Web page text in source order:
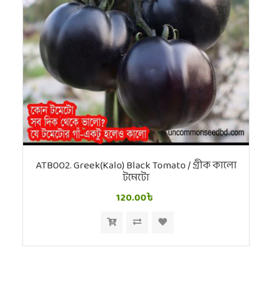
ATB002. Greek(Kalo) Black Tomato / গ্রীক কালো
টমেটো
120.00৳